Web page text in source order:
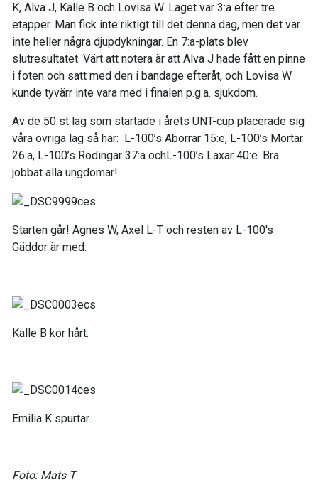
K, Alva J, Kalle B och Lovisa W. Laget var 3:a efter tre
etapper. Man fick inte riktigt till det denna dag, men det var
inte heller några djupdykningar. En 7:a-plats blev
slutresultatet. Värt att notera är att Alva J hade fått en pinne
i foten och satt med den i bandage efteråt, och Lovisa W
kunde tyvärr inte vara med i finalen p.g.a. sjukdom.
Av de 50 st lag som startade i årets UNT-cup placerade sig
våra övriga lag så här: L-100’s Aborrar 15:e, L-100’s Mörtar
26:a, L-100’s Rödingar 37:a ochL-100’s Laxar 40:e. Bra
jobbat alla ungdomar!
Starten går! Agnes W, Axel L-T och resten av L-100's
Gäddor är med.
Kalle B kör hårt.
Emilia K spurtar.
Foto: Mats T